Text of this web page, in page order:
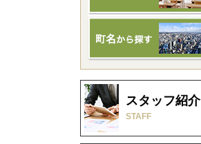
スタッフ紹介
STAFF